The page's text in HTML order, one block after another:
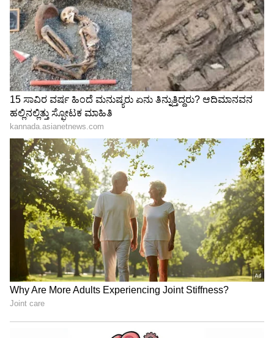
Related Articles
ಜಾಗತಿಕ ಇತಿಹಾಸ ಸೃಷ್ಟಿಸಲು ಸಜ್ಜಾದ ಟಾಟಾ
ಮೋಟಾರ್ಸ್: ₹41 ಸಾವಿರ ಕೋಟಿಗೆ ಇಟಲಿಯ ಇವೆಕೊ
ಸ್ವಾಧೀನ!
ಜೂನ್‌ ತಿಂಗಳಲ್ಲಿ ದಾಖಲೆಯ 4 ಲಕ್ಷ ಕಾರುಗಳ
ಮಾರಾಟ: ಜಿಗಿದು ಕುಣಿದ ಟಾಟಾ, ಹುಂಡೈ,
ಮಹೀಂದ್ರಾಗೆ ಆಘಾತ!